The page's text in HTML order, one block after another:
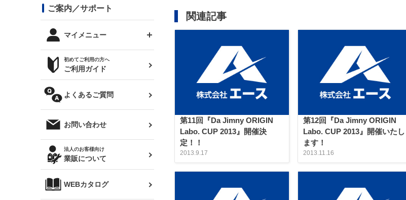
カナード
外装・補修パーツ
オリジンアーム(足回り)
レンズ
マフラー
リアウイング
リアゲート
メンテナンスパーツ
DTM:exclusive
まつど家 鉄八
JZX110 マークⅡ
ハイエース
レビン
トレノ
マークX
クラウン
シルビア S14 前期
シルビア S15
180SX
ワンビア
RX-7
スバル
BRZ
レクサス
三菱
デリカ D:5
軽自動車
汎用
コンバットアイ用ライト
オプションタイヤ
サマータイヤ
ジムニー用タイヤ
ハイエース・バン用タイ
ホイールナット
ステッカー
トップス(半袖)
トップス(長袖)
パーカー
オーバーオール(つなぎ)
タオル
帽子
ご案内／サポート
マイメニュー
ログインする
お気に入りリスト
クーポンを見る
閲覧履歴
ニュースレターお申し込み
初めてご利用の方へ
ご利用ガイド
よくあるご質問
お問い合わせ
法人のお客様向け
業販について
WEBカタログ
関連記事
第11回『Da Jimny ORIGIN
Labo. CUP 2013』開催決
定！！
2013.9.17
第12回『Da Jimny ORIGIN
Labo. CUP 2013』開催いたし
ます！
2013.11.16